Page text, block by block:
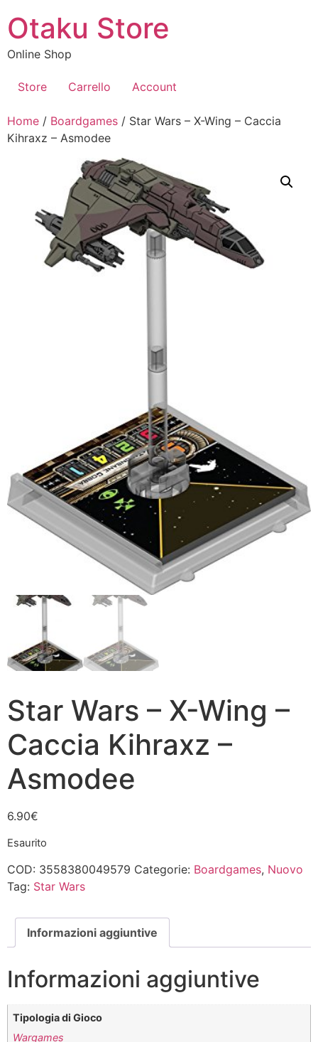
contenuto
Otaku Store
Online Shop
Store Carrello Account
Home / Boardgames / Star Wars – X-Wing – Caccia
Kihraxz – Asmodee
Star Wars – X-Wing –
Caccia Kihraxz –
Asmodee
6.90€
Esaurito
COD: 3558380049579 Categorie: Boardgames, Nuovo
Tag: Star Wars
Informazioni aggiuntive
Informazioni aggiuntive
Tipologia di Gioco
Wargames